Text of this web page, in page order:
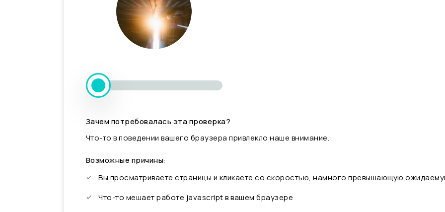
Зачем потребовалась эта проверка?
Что-то в поведении вашего браузера привлекло наше внимание.
Возможные причины:
Вы просматриваете страницы и кликаете со скоростью, намного превышающую
Что-то мешает работе javascript в вашем браузере